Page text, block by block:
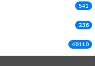
541
236
40110